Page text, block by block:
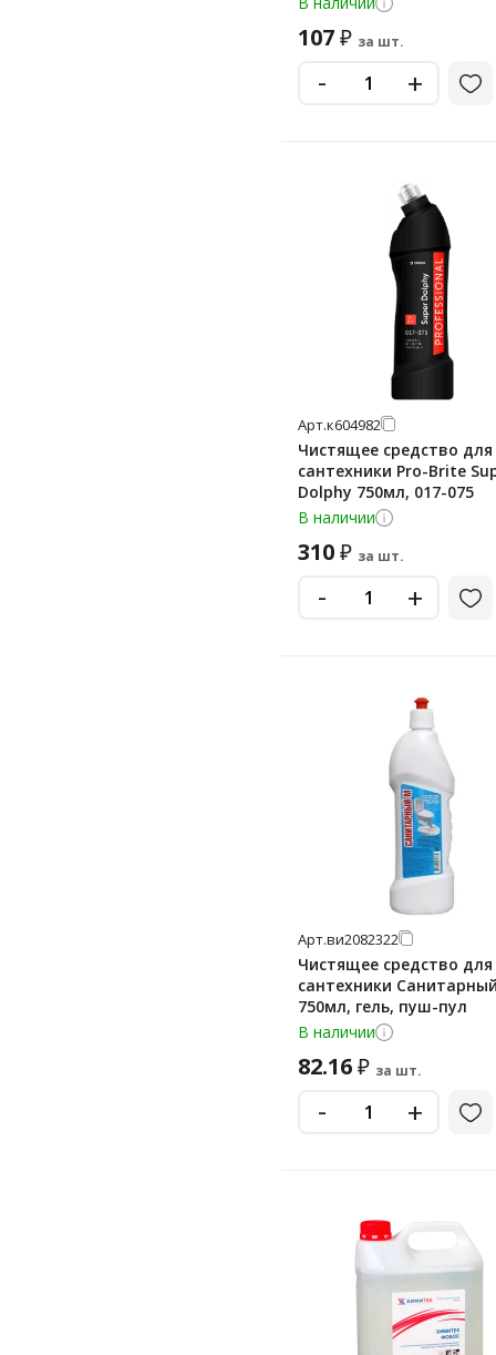
107₽ за шт.
- +
Арт.к604982
Чистящее средство для
сантехники Pro-Brite
Dolphy 750мл, 017-075
В наличии
310₽ за шт.
- +
Арт.ви2082322
Чистящее средство для
сантехники
750мл, гель, пуш-пул
В наличии
82.16₽ за шт.
- +